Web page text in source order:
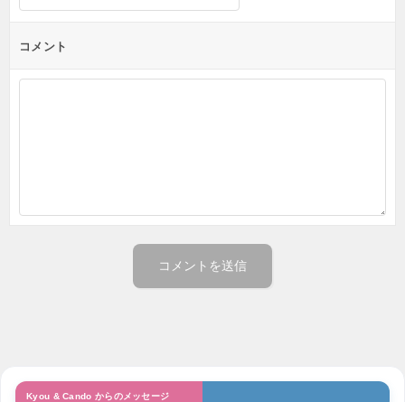
コメント
Kyou & Cando からのメッセージ